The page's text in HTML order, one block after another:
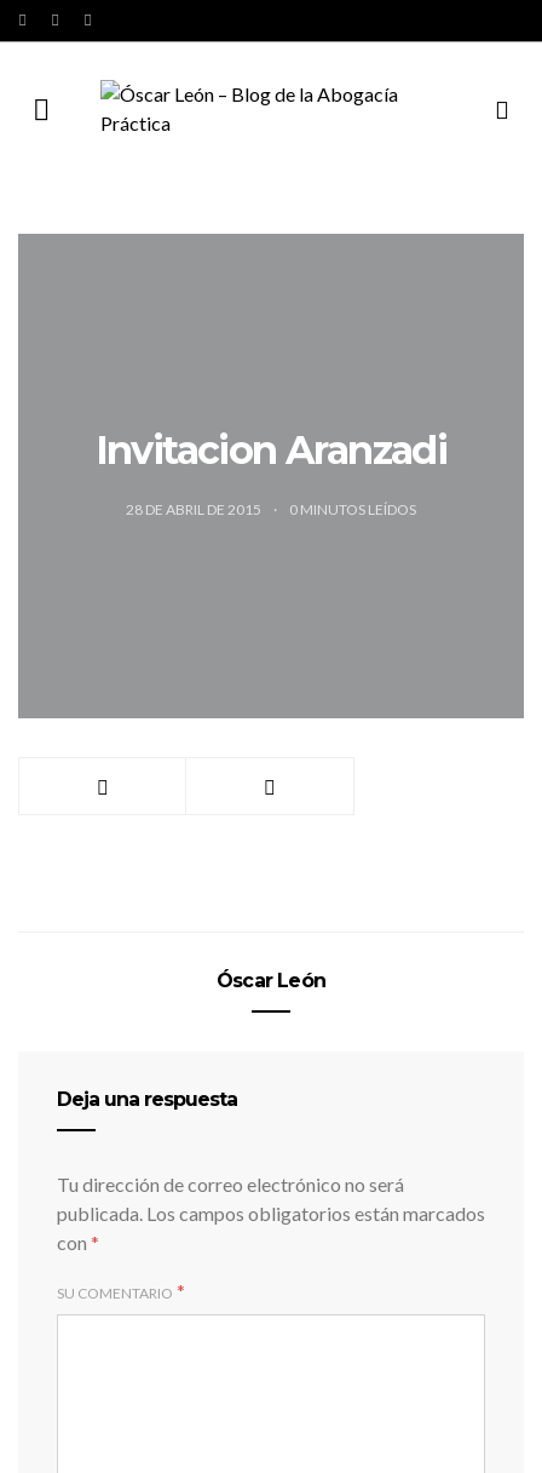
Invitacion Aranzadi
28 DE ABRIL DE 2015 0 MINUTOS LEÍDOS
Óscar León
Deja una respuesta
Tu dirección de correo electrónico no será
publicada. Los campos obligatorios están marcados
con *
SU COMENTARIO *